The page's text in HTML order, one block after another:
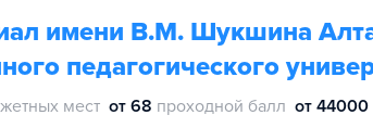
имени В.М. Шукшина
педагогического
мест от 68 проходной балл от 44000